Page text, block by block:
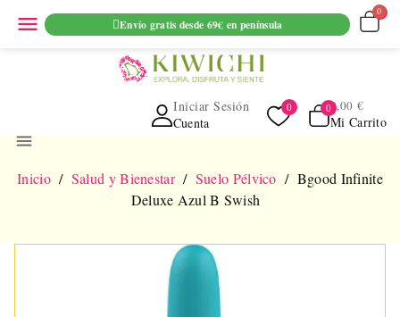
ENVIO GRATUITO EN PEDIDOS SUPERIORES A 69€ EN
PENINSULA
Cuenta
Iniciar Sesión
Mi Carrito
0,00 €
menu
Inicio Salud y Bienestar Suelo Pélvico
Bgood Infinite
Deluxe Azul B Swish
menu Envío gratis desde 69€ en península